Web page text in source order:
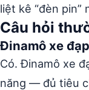
liệt kê “đèn pin”
Câu hỏi
Đinamô xe
Có. Đinamô xe
năng — đủ tiêu